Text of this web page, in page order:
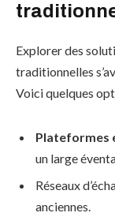
Explorer des
traditionnelles
Voici quelques
Plateformes
un large
Réseaux
anciennes.